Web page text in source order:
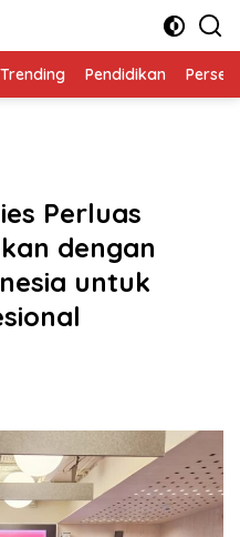
Trending Pendidikan
Perluas
dengan
untuk